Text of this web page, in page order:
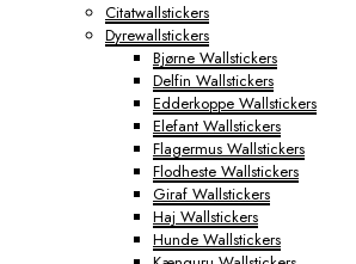
Citatwallstickers
Dyrewallstickers
Bjørne Wallstickers
Delfin Wallstickers
Edderkoppe Wallstickers
Elefant Wallstickers
Flagermus Wallstickers
Flodheste Wallstickers
Giraf Wallstickers
Haj Wallstickers
Hunde Wallstickers